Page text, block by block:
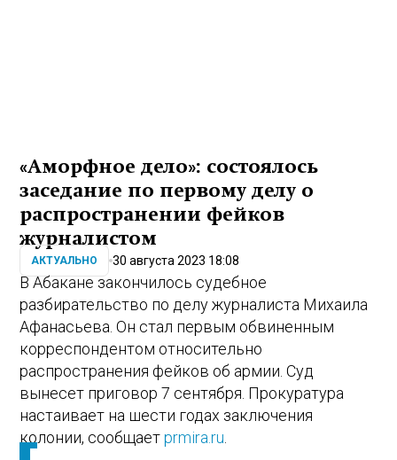
«Аморфное дело»: состоялось
заседание по первому делу о
распространении фейков
журналистом
АКТУАЛЬНО 30 августа 2023 18:08
В Абакане закончилось судебное
разбирательство по делу журналиста Михаила
Афанасьева. Он стал первым обвиненным
корреспондентом относительно
распространения фейков об армии. Суд
вынесет приговор 7 сентября. Прокуратура
настаивает на шести годах заключения
колонии, сообщаетprmira.ru